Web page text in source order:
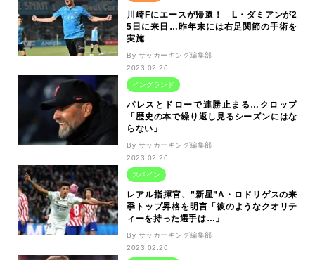
川崎Fにエースが帰還！ L・ダミアンが2
5日に来日…昨年末には右足関節の手術を
実施
By サッカーキング編集部
2023.02.26
イングランド
パレスとドローで連勝止まる…クロップ
「歴史の本で繰り返し見るシーズンにはな
らない」
By サッカーキング編集部
2023.02.26
スペイン
レアル指揮官、”新星”A・ロドリゲスの来
季トップ昇格を明言「彼のようなクオリテ
ィーを持った選手は…」
By サッカーキング編集部
2023.02.26